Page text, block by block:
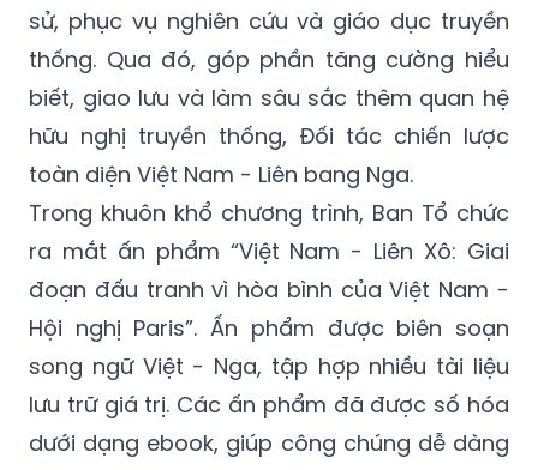
sử, phục vụ nghiên cứu và giáo dục truyền
thống. Qua đó, góp phần tăng cường hiểu
biết, giao lưu và làm sâu sắc thêm quan hệ
hữu nghị truyền thống, Đối tác chiến lược
toàn diện Việt Nam - Liên bang Nga.
Trong khuôn khổ chương trình, Ban Tổ chức
ra mắt ấn phẩm “Việt Nam - Liên Xô: Giai
đoạn đấu tranh vì hòa bình của Việt Nam -
Hội nghị Paris”. Ấn phẩm được biên soạn
song ngữ Việt - Nga, tập hợp nhiều tài liệu
lưu trữ giá trị. Các ấn phẩm đã được số hóa
dưới dạng ebook, giúp công chúng dễ dàng